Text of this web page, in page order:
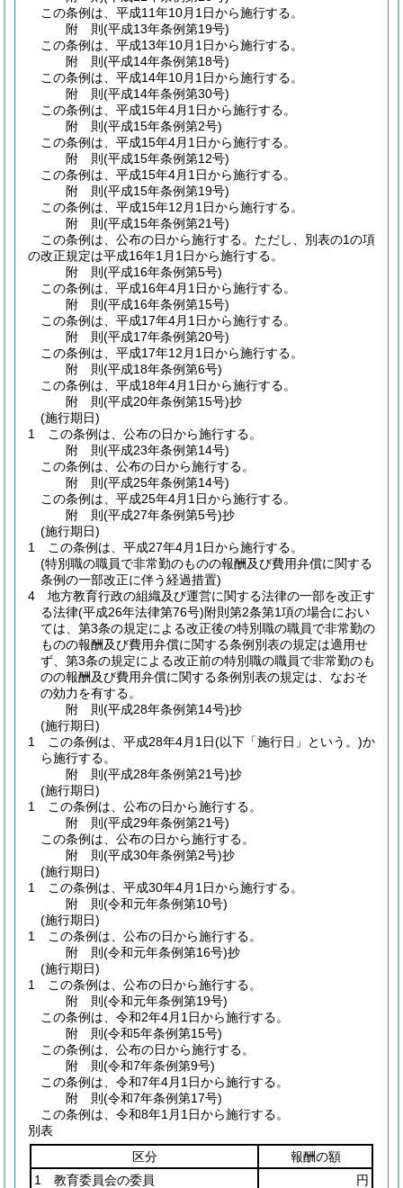
この条例は、平成11年10月1日から施行する。
附 則(平成13年条例第19号)
この条例は、平成13年10月1日から施行する。
附 則(平成14年条例第18号)
この条例は、平成14年10月1日から施行する。
附 則(平成14年条例第30号)
この条例は、平成15年4月1日から施行する。
附 則(平成15年条例第2号)
この条例は、平成15年4月1日から施行する。
附 則(平成15年条例第12号)
この条例は、平成15年4月1日から施行する。
附 則(平成15年条例第19号)
この条例は、平成15年12月1日から施行する。
附 則(平成15年条例第21号)
この条例は、公布の日から施行する。 ただし、別表の1の項
の改正規定は平成16年1月1日から施行する。
附 則(平成16年条例第5号)
この条例は、平成16年4月1日から施行する。
附 則(平成16年条例第15号)
この条例は、平成17年4月1日から施行する。
附 則(平成17年条例第20号)
この条例は、平成17年12月1日から施行する。
附 則(平成18年条例第6号)
この条例は、平成18年4月1日から施行する。
附 則(平成20年条例第15号)抄
(施行期日)
1
この条例は、公布の日から施行する。
附 則(平成23年条例第14号)
この条例は、公布の日から施行する。
附 則(平成25年条例第14号)
この条例は、平成25年4月1日から施行する。
附 則(平成27年条例第5号)抄
(施行期日)
1
この条例は、平成27年4月1日から施行する。
(特別職の職員で非常勤のものの報酬及び費用弁償に関する
条例の一部改正に伴う経過措置)
4
地方教育行政の組織及び運営に関する法律の一部を改正す
る法律(平成26年法律第76号)附則第2条第1項の場合におい
ては、第3条の規定による改正後の特別職の職員で非常勤の
ものの報酬及び費用弁償に関する条例別表の規定は適用せ
ず、第3条の規定による改正前の特別職の職員で非常勤のも
のの報酬及び費用弁償に関する条例別表の規定は、なおそ
の効力を有する。
附 則(平成28年条例第14号)抄
(施行期日)
1
この条例は、平成28年4月1日(以下「施行日」という。)か
ら施行する。
附 則(平成28年条例第21号)抄
(施行期日)
1
この条例は、公布の日から施行する。
附 則(平成29年条例第21号)
この条例は、公布の日から施行する。
附 則(平成30年条例第2号)抄
(施行期日)
1
この条例は、平成30年4月1日から施行する。
附 則(令和元年条例第10号)
(施行期日)
1
この条例は、公布の日から施行する。
附 則(令和元年条例第16号)抄
(施行期日)
1
この条例は、公布の日から施行する。
附 則(令和元年条例第19号)
この条例は、令和2年4月1日から施行する。
附 則(令和5年条例第15号)
この条例は、公布の日から施行する。
附 則(令和7年条例第9号)
この条例は、令和7年4月1日から施行する。
附 則(令和7年条例第17号)
この条例は、令和8年1月1日から施行する。
別表
区分
報酬の額
1 教育委員会の委員
円